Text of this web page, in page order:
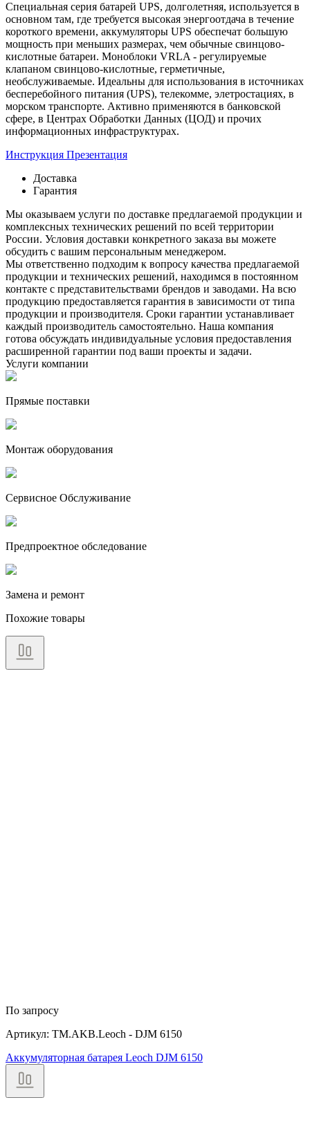
Специальная серия батарей UPS, долголетняя, используется в
основном там, где требуется высокая энергоотдача в течение
короткого времени, аккумуляторы UPS обеспечат большую
мощность при меньших размерах, чем обычные свинцово-
кислотные батареи. Моноблоки VRLA - регулируемые
клапаном свинцово-кислотные, герметичные,
необслуживаемые. Идеальны для использования в источниках
бесперебойного питания (UPS), телекомме, элетростациях, в
морском транспорте. Активно применяются в банковской
сфере, в Центрах Обработки Данных (ЦОД) и прочих
информационных инфраструктурах.
Инструкция Презентация
Доставка
Гарантия
Мы оказываем услуги по доставке предлагаемой продукции и
комплексных технических решений по всей территории
России. Условия доставки конкретного заказа вы можете
обсудить с вашим персональным менеджером.
Мы ответственно подходим к вопросу качества предлагаемой
продукции и технических решений, находимся в постоянном
контакте с представительствами брендов и заводами. На всю
продукцию предоставляется гарантия в зависимости от типа
продукции и производителя. Сроки гарантии устанавливает
каждый производитель самостоятельно. Наша компания
готова обсуждать индивидуальные условия предоставления
расширенной гарантии под ваши проекты и задачи.
Услуги компании
Прямые поставки
Монтаж оборудования
Сервисное Обслуживание
Предпроектное обследование
Замена и ремонт
Похожие товары
По запросу
Артикул: TM.AKB.Leoch - DJM 6150
Аккумуляторная батарея Leoch DJM 6150